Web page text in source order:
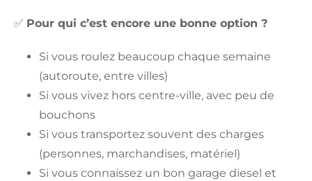
✅ Pour qui c’est encore une bonne option ?
Si vous roulez beaucoup chaque semaine
(autoroute, entre villes)
Si vous vivez hors centre-ville, avec peu de
bouchons
Si vous transportez souvent des charges
(personnes, marchandises, matériel)
Si vous connaissez un bon garage diesel et